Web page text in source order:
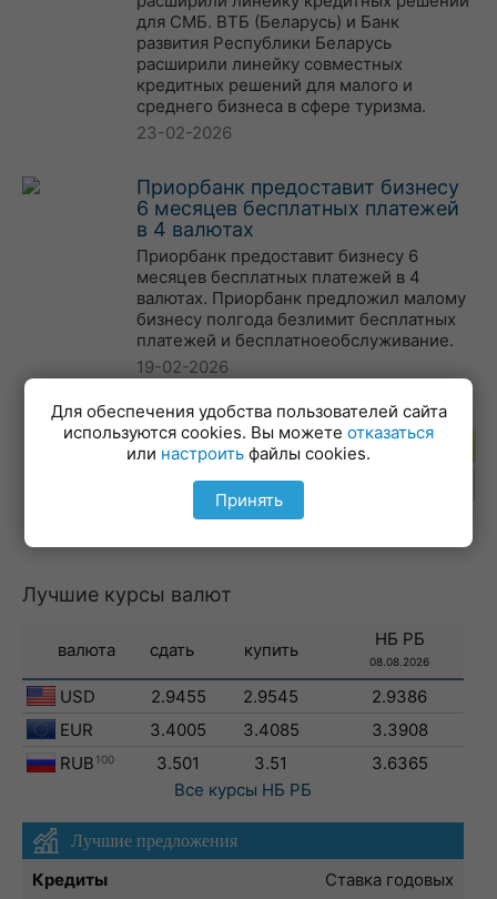
для СМБ. ВТБ (Беларусь) и Банк
развития Республики Беларусь
расширили линейку совместных
кредитных решений для малого и
среднего бизнеса в сфере туризма.
23-02-2026
Приорбанк предоставит бизнесу
6 месяцев бесплатных платежей
в 4 валютах
Приорбанк предоставит бизнесу 6
месяцев бесплатных платежей в 4
валютах. Приорбанк предложил малому
бизнесу полгода безлимит бесплатных
платежей и бесплатноеобслуживание.
19-02-2026
Подпишитесь на рассылку
Лучшие курсы валют
валюта сдать купить
НБ РБ
08.08.2026
USD 2.9455 2.9545
2.9386
EUR
3.4005 3.4085
3.3908
RUB 100 3.501 3.51
3.6365
Все курсы НБ РБ
Лучшие предложения
Кредиты
Ставка годовых
Для обеспечения удобства пользователей сайта
используются cookies. Вы можете отказаться
или настроить файлы cookies.
Принять